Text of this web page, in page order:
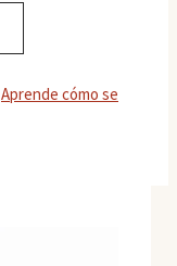
Aprende cómo se